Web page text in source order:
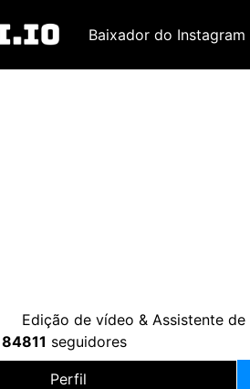
Baixador do Instagram
Edição de vídeo & Assistente
84811 seguidores
Perfil